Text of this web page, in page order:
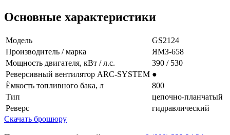
Основные характеристики
Модель
GS2124
Производитель / марка
ЯМЗ-658
Мощность двигателя, кВт / л.с.
390 / 530
Реверсивный вентилятор ARC-SYSTEM ●
Ёмкость топливного бака, л
800
Тип
цепочно-планчатый
Реверс
гидравлический
Скачать брошюру